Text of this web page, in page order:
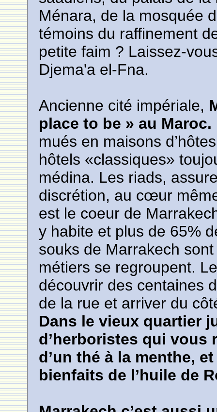
Ménara, de la mosquée
témoins du raffinement
petite faim ? Laissez-
Djema'a el-Fna.
Ancienne cité impériale,
place to be » au Maroc.
mués en maisons
hôtels «classiques»
médina. Les riads,
discrétion, au cœur
est le coeur de
y habite et plus de 65%
souks de Marrakech
métiers se regroupent.
découvrir des centaines
de la rue et arriver du
Dans le vieux quartier
d’herboristes qui
d’un thé à la menthe,
bienfaits de l’huile de